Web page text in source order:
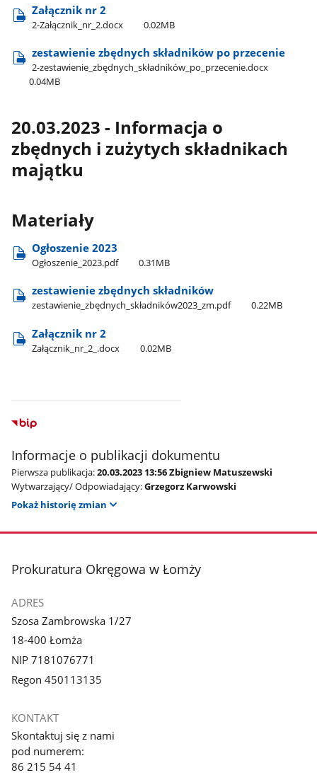
Załącznik nr 2
2-Załącznik​_nr​_2.docx 0.02MB
zestawienie zbędnych składników po przecenie
2-zestawienie​_zbędnych​_składników​_po​_przecenie.docx
0.04MB
20.03.2023 - Informacja o
zbędnych i zużytych składnikach
majątku
Materiały
Ogłoszenie 2023
Ogłoszenie​_2023.pdf 0.31MB
zestawienie zbędnych składników
zestawienie​_zbędnych​_składników2023​_zm.pdf 0.22MB
Załącznik nr 2
Załącznik​_nr​_2​_.docx 0.02MB
Informacje o publikacji dokumentu
Pierwsza publikacja:20.03.2023 13:56 Zbigniew Matuszewski
Wytwarzający/ Odpowiadający:Grzegorz Karwowski
Pokaż historię zmian
stopka
Prokuratura Okręgowa w Łomży
ADRES
Szosa Zambrowska 1/27
18-400 Łomża
NIP 7181076771
Regon 450113135
KONTAKT
Skontaktuj się z nami
pod numerem:
86 215 54 41